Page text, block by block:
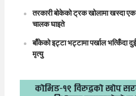
तरकारी बोकेको ट्रक खोलामा खस्दा
चालक घाइते
बाँकेको इट्टा भट्टामा पर्खाल भत्किँदा
मृत्यु